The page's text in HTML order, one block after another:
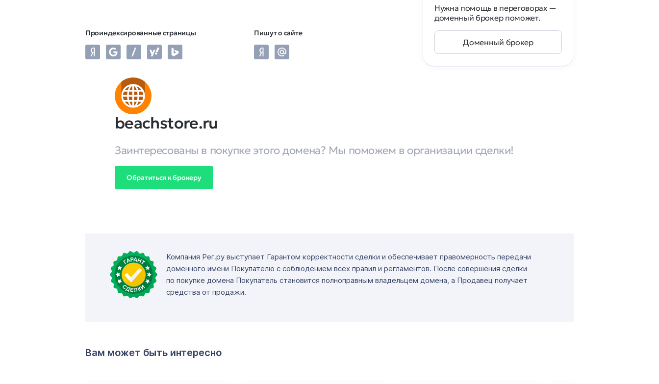
Проиндексированные страницы Пишут о сайте
Нужна помощь в переговорах —
доменный брокер поможет.
Доменный брокер
beachstore.ru
Заинтересованы в покупке этого домена? Мы поможем в организации сделки!
Обратиться к брокеру
Компания Рег.ру выступает Гарантом корректности сделки и обеспечивает правомерность передачи
доменного имени Покупателю с соблюдением всех правил и регламентов. После совершения сделки
по покупке домена Покупатель становится полноправным владельцем домена, а Продавец получает
средства от продажи.
Вам может быть интересно